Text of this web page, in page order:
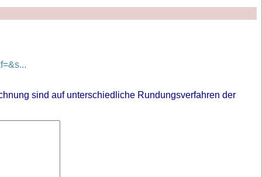
sind auf unterschiedliche Rundungsverfahren der